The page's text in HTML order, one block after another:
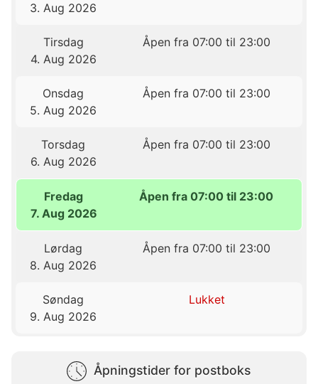
3. Aug 2026
Tirsdag
4. Aug 2026
Åpen fra 07:00 til 23:00
Onsdag
5. Aug 2026
Åpen fra 07:00 til 23:00
Torsdag
6. Aug 2026
Åpen fra 07:00 til 23:00
Fredag
7. Aug 2026
Åpen fra 07:00 til 23:00
Lørdag
8. Aug 2026
Åpen fra 07:00 til 23:00
Søndag
9. Aug 2026
Lukket
Åpningstider for postboks